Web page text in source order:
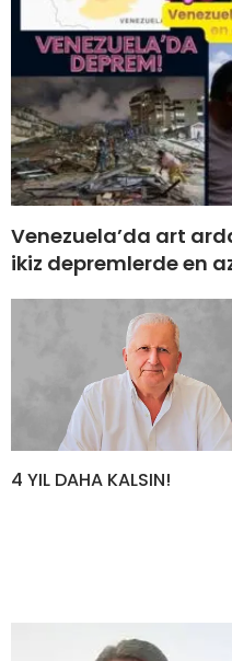
Venezuela’da art
ikiz depremlerde en
4 YIL DAHA KALSIN!